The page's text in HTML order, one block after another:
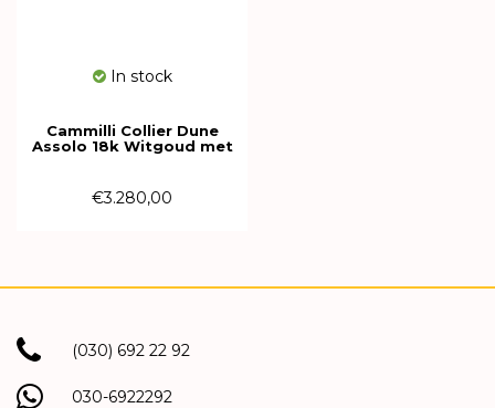
In stock
Cammilli Collier Dune
Assolo 18k Witgoud met
€3.280,00
(030) 692 22 92
030-6922292